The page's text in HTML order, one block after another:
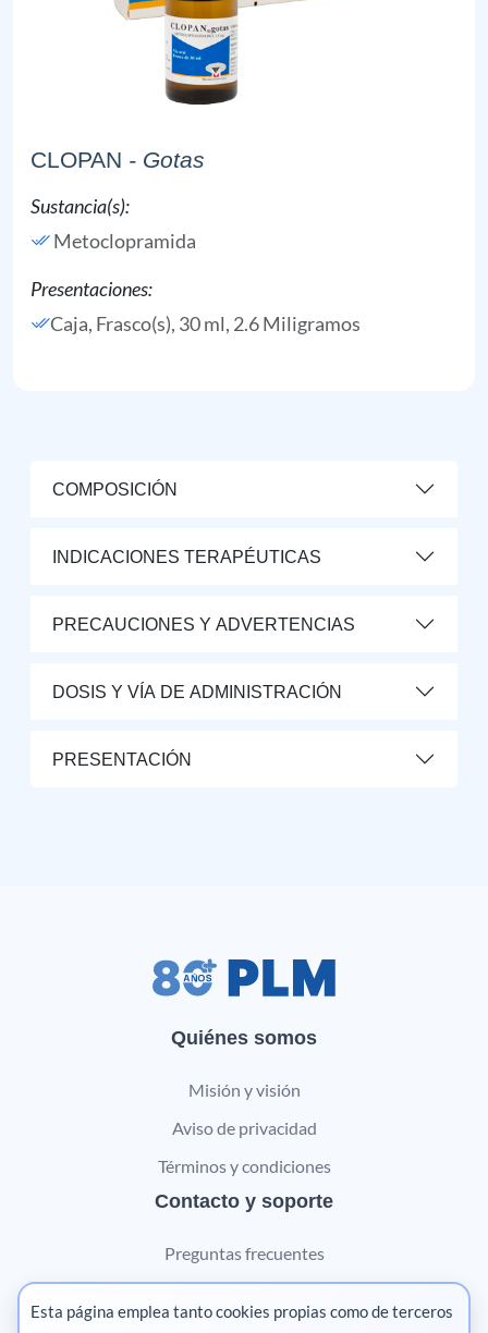
CLOPAN - Gotas
Sustancia(s):
Metoclopramida
Presentaciones:
Caja, Frasco(s), 30 ml, 2.6 Miligramos
COMPOSICIÓN
INDICACIONES TERAPÉUTICAS
PRECAUCIONES Y ADVERTENCIAS
DOSIS Y VÍA DE ADMINISTRACIÓN
PRESENTACIÓN
Quiénes somos
Misión y visión
Aviso de privacidad
Términos y condiciones
Contacto y soporte
Preguntas frecuentes
Contáctanos
Marketing digital
Esta página emplea tanto cookies propias como de terceros